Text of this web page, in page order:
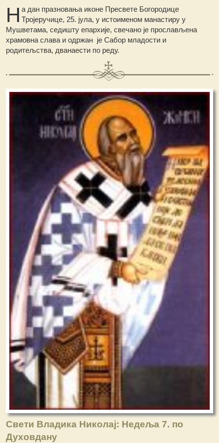
Н а дан празновања иконе Пресвете Богородице
Тројеручице, 25. јула, у истоименом манастиру у
Мушветама, седишту епархије, свечано је прослављена
храмовна слава и одржан је Сабор младости и
родитељства, дванаести по реду.
Свети Владика Николај: Недеља 7. по
Духовдану